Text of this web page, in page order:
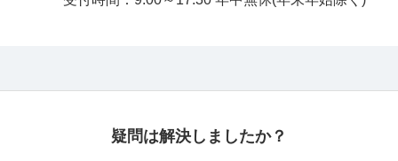
疑問は解決しましたか？